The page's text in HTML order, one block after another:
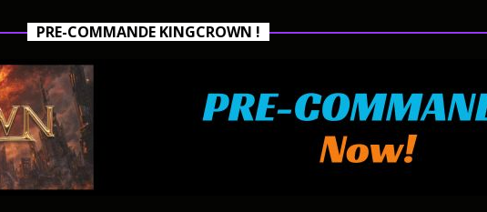
PRE-COMMANDE KINGCROWN !